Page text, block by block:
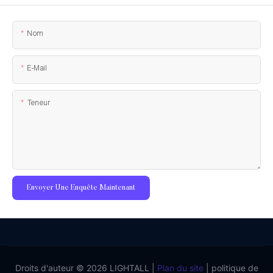
Nom
E-Mail
Teneur
Envoyer Une Enquête Maintenant
Droits d'auteur © 2026 LIGHTALL | Plan du site politique de